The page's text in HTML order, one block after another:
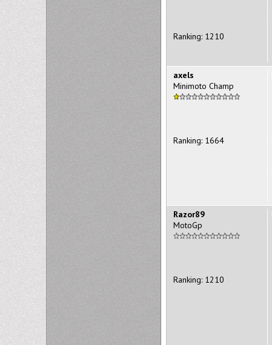
Ranking: 1210
axels
Minimoto Champ
Ranking: 1664
Razor89
MotoGp
Ranking: 1210